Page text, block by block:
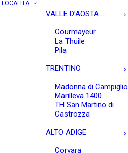
LOCALITÀ
VALLE D’AOSTA
Courmayeur
La Thuile
Pila
TRENTINO
Madonna di Campiglio
Marilleva 1400
TH San Martino di
Castrozza
ALTO ADIGE
Corvara